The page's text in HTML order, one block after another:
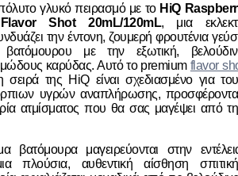
γλυκό πειρασμό με το HiQ
Shot 20mL/120mL, μια
την έντονη, ζουμερή φρουτένια
με την εξωτική,
καρύδας. Αυτό το premium flavor
της HiQ είναι σχεδιασμένο για
υγρών αναπλήρωσης,
ατμίσματος που θα σας μαγέψει από
βατόμουρα μαγειρεύονται στην
πλούσια, αυθεντική αίσθηση